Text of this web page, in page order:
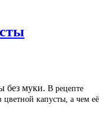
без муки. В рецепте
цветной капусты, а чем её